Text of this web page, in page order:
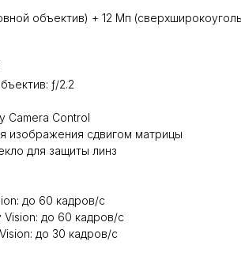
объектив) + 12 Мп
ƒ/2.2
Camera Control
изображения сдвигом матрицы
для защиты линз
до 60 кадров/с
до 60 кадров/с
до 30 кадров/с